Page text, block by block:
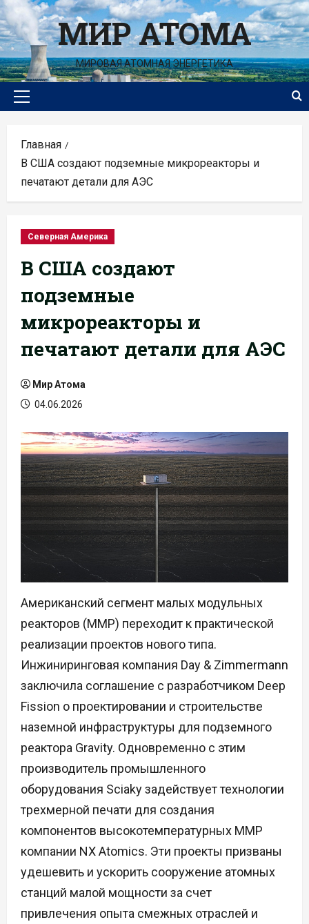
Перейти
к
содержимомуМИР АТОМА
МИРОВАЯ АТОМНАЯ ЭНЕРГЕТИКА
Основное
Главная
В США создают подземные микрореакторы и
печатают детали для АЭС
Северная Америка
В США создают
подземные
микрореакторы и
печатают детали для АЭС
Мир Атома
04.06.2026
Американский сегмент малых модульных
реакторов (ММР) переходит к практической
реализации проектов нового типа.
Инжиниринговая компания Day & Zimmermann
заключила соглашение с разработчиком Deep
Fission о проектировании и строительстве
наземной инфраструктуры для подземного
реактора Gravity. Одновременно с этим
производитель промышленного
оборудования Sciaky задействует технологии
трехмерной печати для создания
компонентов высокотемпературных ММР
компании NX Atomics. Эти проекты призваны
удешевить и ускорить сооружение атомных
станций малой мощности за счет
привлечения опыта смежных отраслей и